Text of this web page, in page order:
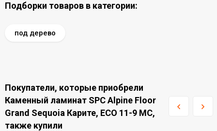
Подборки товаров в категории:
под дерево
Покупатели, которые приобрели
Каменный ламинат SPC Alpine Floor
Grand Sequoia Карите, ECO 11-9 MC,
также купили